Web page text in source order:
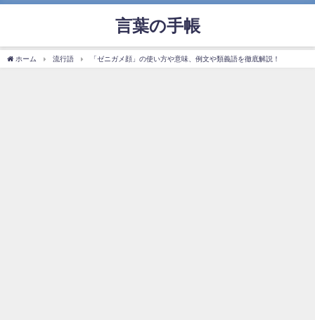
言葉の手帳
ホーム 流行語 「ゼニガメ顔」の使い方や意味、例文や類義語を徹底解説！